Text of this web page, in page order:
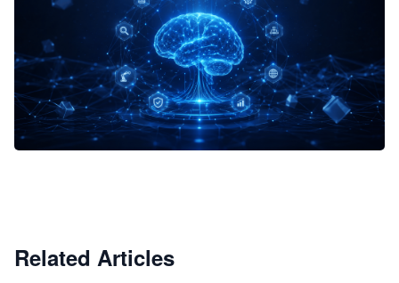
Related Articles